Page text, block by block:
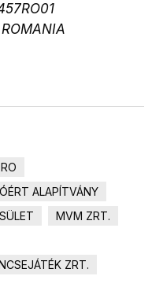
ALAPÍTVÁNY
MVM ZRT.
ZRT.